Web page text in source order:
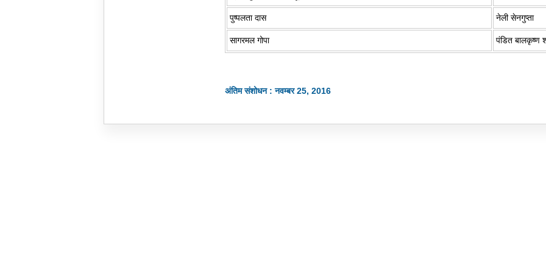
पुष्पलता दास नेली सेनगुप्ता
सागरमल गोपा पंडित बालकृष्ण
अंतिम संशोधन : नवम्बर 25, 2016